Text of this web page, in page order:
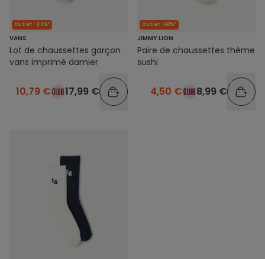
Outlet -40%*
VANS
Lot de chaussettes garçon
vans imprimé damier
10,79 € 17,99 €
Outlet -50%*
JIMMY LION
Paire de chaussettes thème
sushi
4,50 € 8,99 €